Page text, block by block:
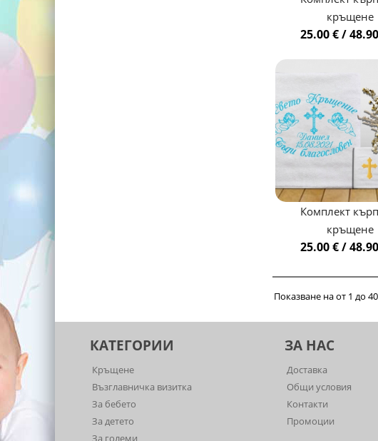
кръщене
25.00 € /
Комплект
кръщене
25.00 € /
Показване на от 1 до
КАТЕГОРИИ
Кръщене
Възглавничка визитка
За бебето
За детето
ЗА НАС
Доставка
Общи условия
Контакти
Промоции